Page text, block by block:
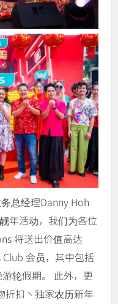
总经理Danny Hoh
年活动，我们为各位
将送出价值高达
会员，其中包括
轮假期。 此外，更
折扣丶独家农历新年